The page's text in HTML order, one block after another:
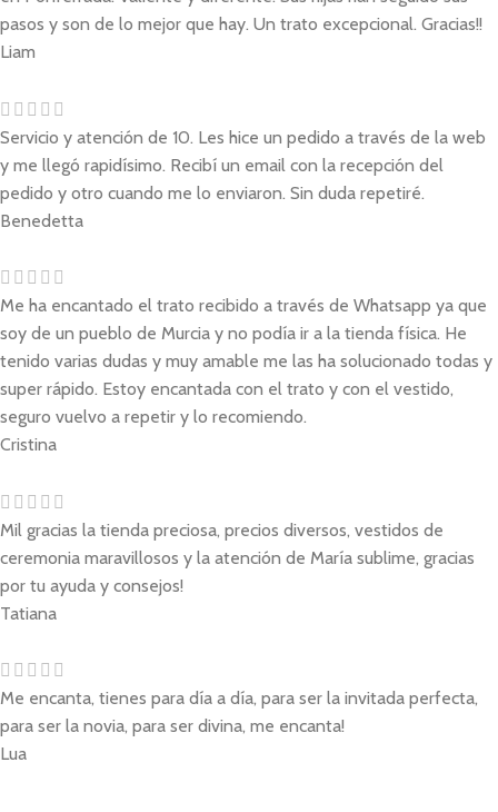
pasos y son de lo mejor que hay. Un trato excepcional. Gracias!!
Liam
Servicio y atención de 10. Les hice un pedido a través de la web
y me llegó rapidísimo. Recibí un email con la recepción del
pedido y otro cuando me lo enviaron. Sin duda repetiré.
Benedetta
Me ha encantado el trato recibido a través de Whatsapp ya que
soy de un pueblo de Murcia y no podía ir a la tienda física. He
tenido varias dudas y muy amable me las ha solucionado todas y
super rápido. Estoy encantada con el trato y con el vestido,
seguro vuelvo a repetir y lo recomiendo.
Cristina
Mil gracias la tienda preciosa, precios diversos, vestidos de
ceremonia maravillosos y la atención de María sublime, gracias
por tu ayuda y consejos!
Tatiana
Me encanta, tienes para día a día, para ser la invitada perfecta,
para ser la novia, para ser divina, me encanta!
Lua